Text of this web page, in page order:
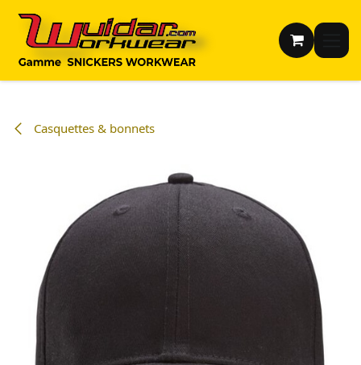
Casquettes & bonnets